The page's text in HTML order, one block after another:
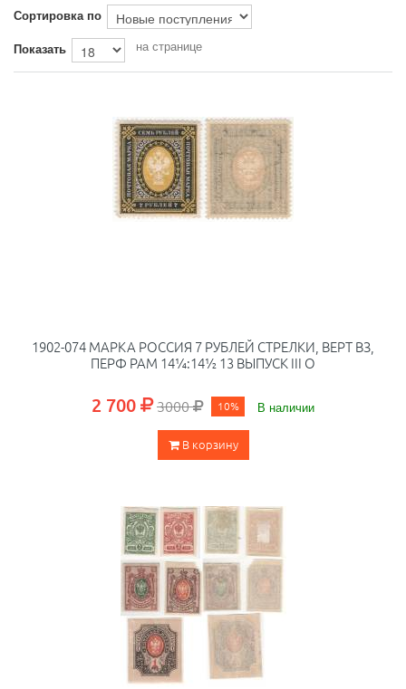
Сортировка по
Показать
на странице
1902-074 МАРКА РОССИЯ 7 РУБЛЕЙ СТРЕЛКИ, ВЕРТ ВЗ,
ПЕРФ РАМ 14¼:14½ 13 ВЫПУСК III O
2 700 3000 10% В наличии
В корзину